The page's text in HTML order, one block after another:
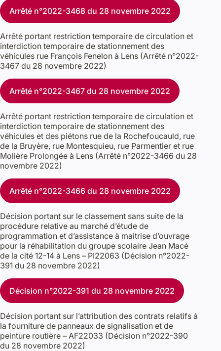
Arrêté n°2022-3468 du 28 novembre 2022
Arrêté portant restriction temporaire de circulation et
interdiction temporaire de stationnement des
véhicules rue François Fenelon à Lens (Arrêté n°2022-
3467 du 28 novembre 2022)
Arrêté n°2022-3467 du 28 novembre 2022
Arrêté portant restriction temporaire de circulation et
interdiction temporaire de stationnement des
véhicules et des piétons rue de la Rochefoucauld, rue
de la Bruyère, rue Montesquieu, rue Parmentier et rue
Molière Prolongée à Lens (Arrêté n°2022-3466 du 28
novembre 2022)
Arrêté n°2022-3466 du 28 novembre 2022
Décision portant sur le classement sans suite de la
procédure relative au marché d’étude de
programmation et d’assistance à maitrise d’ouvrage
pour la réhabilitation du groupe scolaire Jean Macé
de la cité 12-14 à Lens – PI22063 (Décision n°2022-
391 du 28 novembre 2022)
Décision n°2022-391 du 28 novembre 2022
Décision portant sur l’attribution des contrats relatifs à
la fourniture de panneaux de signalisation et de
peinture routière – AF22033 (Décision n°2022-390
du 28 novembre 2022)